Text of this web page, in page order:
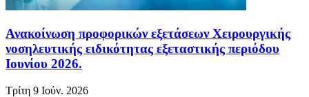
Ανακοίνωση προφορικών εξετάσεων Χειρουργικής
νοσηλευτικής ειδικότητας εξεταστικής περιόδου
Ιουνίου 2026.
Τρίτη 9 Ιούν. 2026